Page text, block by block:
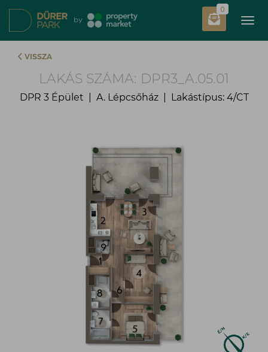
by
0
VISSZA
LAKÁS SZÁMA: DPR3_A.05.01
DPR 3 Épület | A. Lépcsőház | Lakástípus: 4/CT